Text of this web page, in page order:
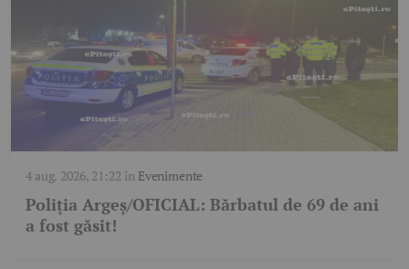
4 aug. 2026, 21:22 în Evenimente
Poliția Argeș/OFICIAL: Bărbatul de 69 de ani
a fost găsit!